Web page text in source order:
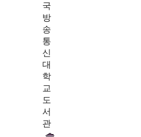
국
방
송
통
신
대
학
교
도
서
관